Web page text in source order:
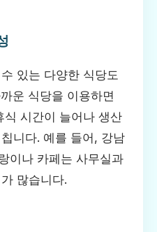
있는 다양한 식당도
운 식당을 이용하면
식 시간이 늘어나 생산
니다. 예를 들어, 강남
이나 카페는 사무실과
많습니다.